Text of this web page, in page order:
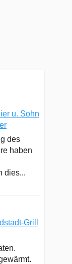
u. Sohn
des
haben
dies...
Grill